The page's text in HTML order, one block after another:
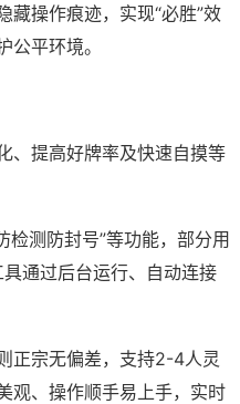
藏操作痕迹，实现“必胜”效
平环境。
、提高好牌率及快速自摸等
检测防封号”等功能，部分用
具通过后台运行、自动连接
正宗无偏差，支持2-4人灵
观、操作顺手易上手，实时